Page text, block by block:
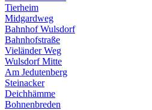
Tierheim
Midgardweg
Bahnhof Wulsdorf
Bahnhofstraße
Vieländer Weg
Wulsdorf Mitte
Am Jedutenberg
Steinacker
Deichhämme
Bohnenbreden